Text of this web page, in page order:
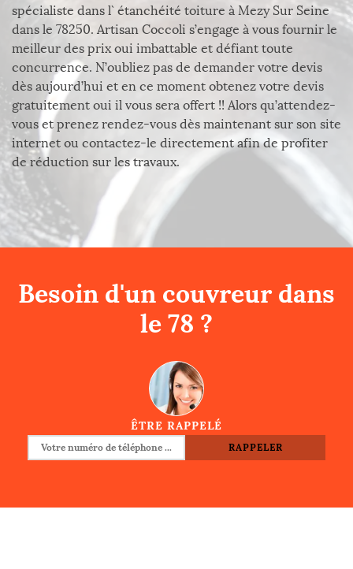
spécialiste dans l` étanchéité toiture à Mezy Sur Seine
dans le 78250. Artisan Coccoli s’engage à vous fournir le
meilleur des prix oui imbattable et défiant toute
concurrence. N’oubliez pas de demander votre devis
dès aujourd’hui et en ce moment obtenez votre devis
gratuitement oui il vous sera offert !! Alors qu’attendez-
vous et prenez rendez-vous dès maintenant sur son site
internet ou contactez-le directement afin de profiter
de réduction sur les travaux.
Besoin d'un couvreur dans
le 78 ?
ÊTRE RAPPELÉ